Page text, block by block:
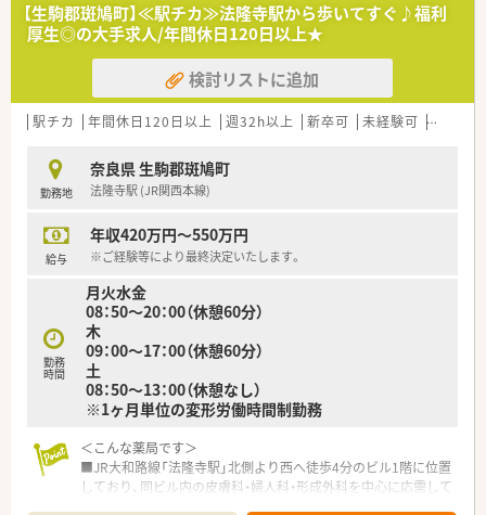
【生駒郡斑鳩町】≪駅チカ≫法隆寺駅から歩いてすぐ♪福利
厚生◎の大手求人/年間休日120日以上★
検討リストに追加
駅チカ 年間休日120日以上 週32h以上 新卒可 未経験可 ブラン
勤務地
奈良県 生駒郡斑鳩町
法隆寺駅 (JR関西本線)
給与
年収420万円～550万円
※ご経験等により最終決定いたします。
勤務
時間
月火水金
08：50～20：00（休憩60分）
木
09：00～17：00（休憩60分）
土
08：50～13：00（休憩なし）
※1ヶ月単位の変形労働時間制勤務
＜こんな薬局です＞
■JR大和路線「法隆寺駅」北側より西へ徒歩4分のビル1階に位置
しており、同ビル内の皮膚科・婦人科・形成外科を中心に応需して